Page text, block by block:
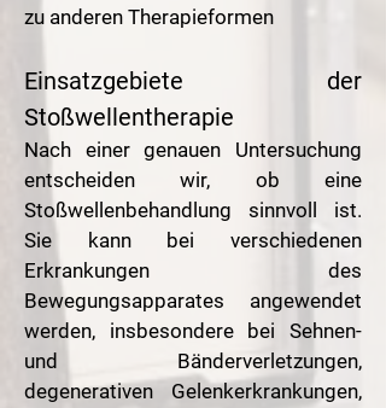
zu anderen Therapieformen
Einsatzgebiete der
Stoßwellentherapie
Nach einer genauen Untersuchung
entscheiden wir, ob eine
Stoßwellenbehandlung sinnvoll ist.
Sie kann bei verschiedenen
Erkrankungen des
Bewegungsapparates angewendet
werden, insbesondere bei Sehnen-
und Bänderverletzungen,
degenerativen Gelenkerkrankungen,